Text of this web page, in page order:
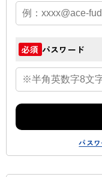
必須 パスワード
パス